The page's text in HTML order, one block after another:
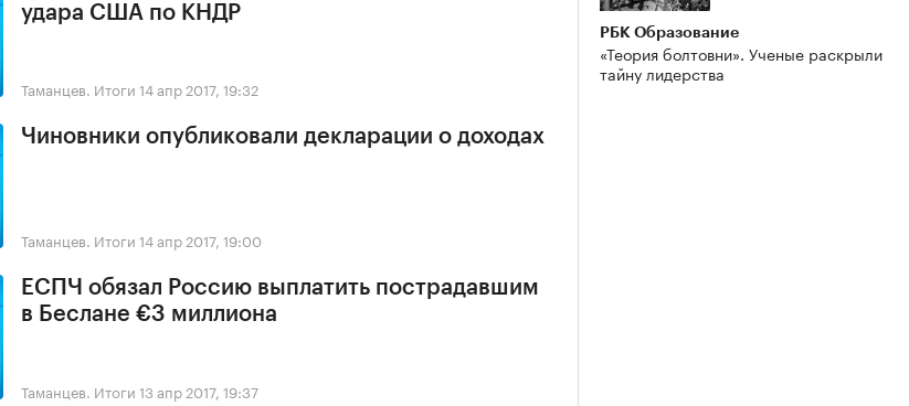
удара США по КНДР
Таманцев. Итоги 14 апр 2017, 19:32
Чиновники опубликовали декларации о доходах
Таманцев. Итоги 14 апр 2017, 19:00
ЕСПЧ обязал Россию выплатить пострадавшим
в Беслане €3 миллиона
Таманцев. Итоги 13 апр 2017, 19:37
РБК Образование
«Теория болтовни». Ученые раскрыли
тайну лидерства